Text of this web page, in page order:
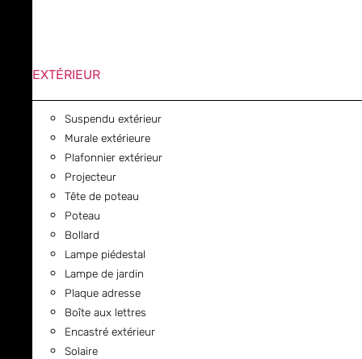
EXTÉRIEUR
Suspendu extérieur
Murale extérieure
Plafonnier extérieur
Projecteur
Tête de poteau
Poteau
Bollard
Lampe piédestal
Lampe de jardin
Plaque adresse
Boîte aux lettres
Encastré extérieur
Solaire